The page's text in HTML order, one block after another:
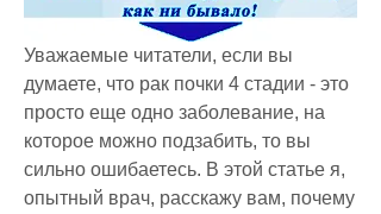
Уважаемые читатели, если вы
думаете, что рак почки 4 стадии - это
просто еще одно заболевание, на
которое можно подзабить, то вы
сильно ошибаетесь. В этой статье я,
опытный врач, расскажу вам, почему